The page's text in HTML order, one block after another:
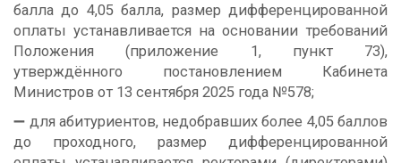
балла до 4,05 балла, размер дифференцированной
оплаты устанавливается на основании требований
Положения (приложение 1, пункт 73),
утверждённого постановлением Кабинета
Министров от 13 сентября 2025 года №578;
➖ для абитуриентов, недобравших более 4,05 баллов
до проходного, размер дифференцированной